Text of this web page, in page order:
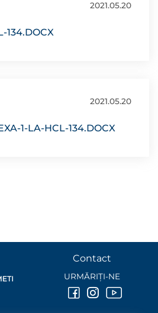
2021.05.20
134.DOCX
2021.05.20
1-LA-HCL-134.DOCX
Contact
URMĂRIȚI-NE